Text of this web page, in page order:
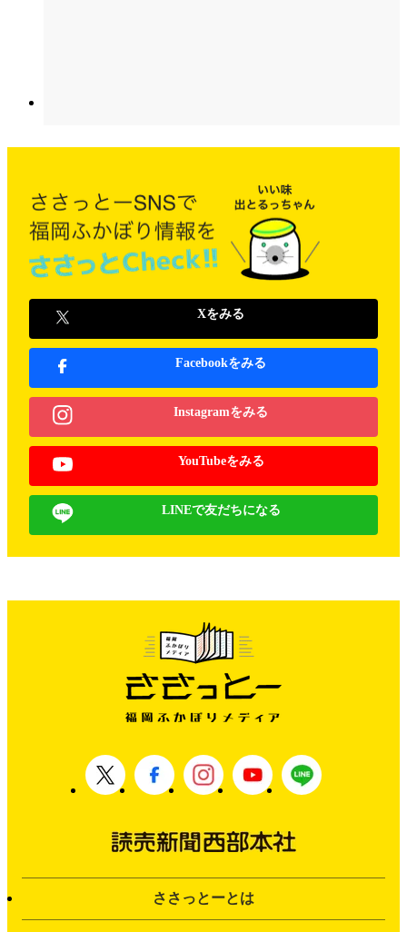
Xをみる
Facebookをみる
Instagramをみる
YouTubeをみる
LINEで友だちになる
ささっとーとは